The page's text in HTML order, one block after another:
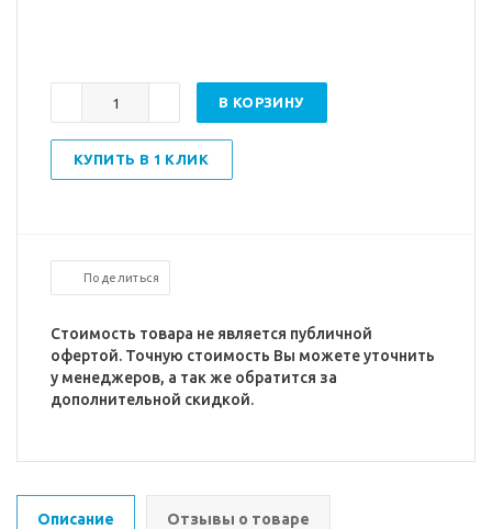
В КОРЗИНУ
КУПИТЬ В 1 КЛИК
Поделиться
Стоимость товара не является публичной
офертой. Точную стоимость Вы можете уточнить
у менеджеров, а так же обратится за
дополнительной скидкой.
Описание Отзывы о товаре